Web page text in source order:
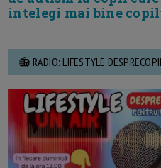
intelegi mai bine
📻 RADIO: LIFESTYLE DESPRECOPII